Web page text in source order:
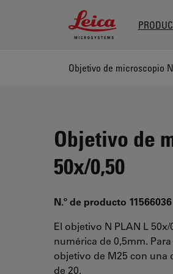
Leica Microsystems
Objetivo de microscopio
Objetivo de
50x/0,50
N.º de producto 11566036
El objetivo N PLAN L
numérica de 0,5mm.
objetivo de M25 con una
de 20.